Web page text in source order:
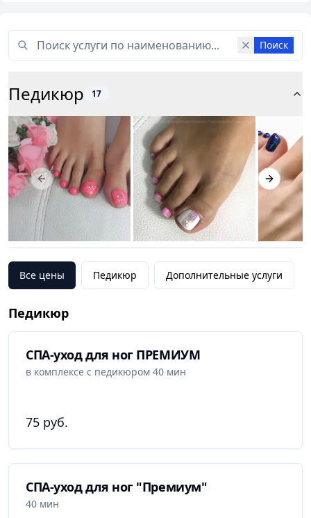
Поиск
Педикюр 17
Previous slide Next
Все цены Педикюр Дополнительные услуги
Педикюр
СПА-уход для ног ПРЕМИУМ
в комплексе с педикюром 40 мин
75 руб.
СПА-уход для ног "Премиум"
40 мин